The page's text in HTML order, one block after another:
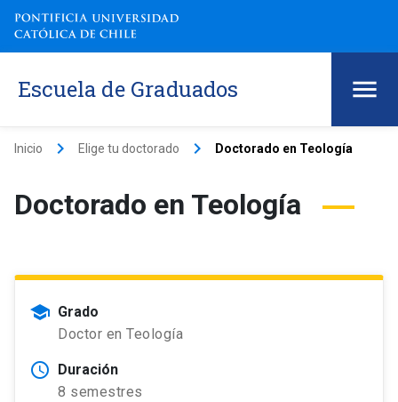
Escuela de Graduados
Inicio keyboard_arrow_right Elige tu doctorado keyboard_arrow_right Doctorado en Teología
Doctorado en Teología
school Grado
Doctor en Teología
schedule Duración
8 semestres